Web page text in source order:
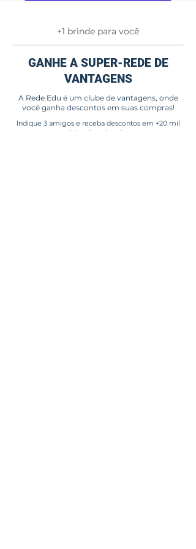
+1 brinde para você
GANHE A SUPER-REDE DE
VANTAGENS
A Rede Edu é um clube de vantagens, onde
você ganha descontos em suas compras!
Indique 3 amigos e receba descontos em +20 mil
lojas da rede edu